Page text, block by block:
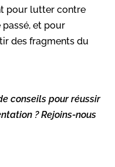
pour lutter contre
et pour
des fragments du
conseils pour réussir
? Rejoins-nous